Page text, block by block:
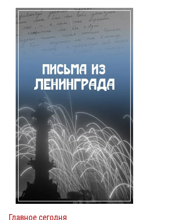
Главное сегодня